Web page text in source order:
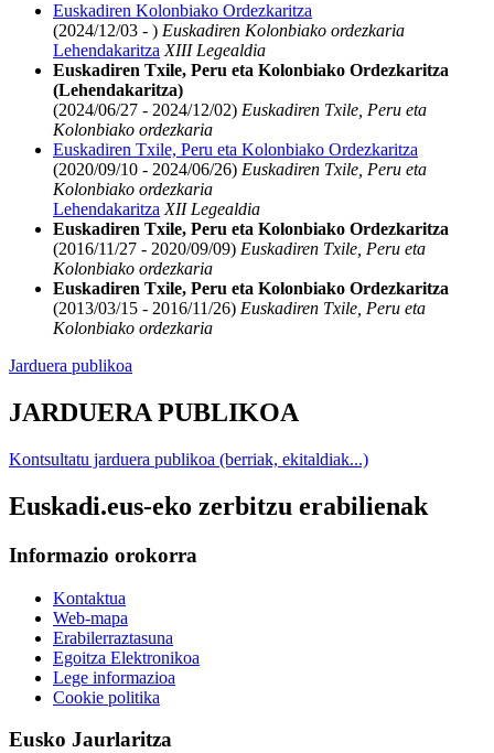
Euskadiren Kolonbiako Ordezkaritza
(2024/12/03 - ) Euskadiren Kolonbiako ordezkaria
Lehendakaritza XIII Legealdia
Euskadiren Txile, Peru eta Kolonbiako Ordezkaritza
(Lehendakaritza)
(2024/06/27 - 2024/12/02) Euskadiren Txile, Peru eta
Kolonbiako ordezkaria
Euskadiren Txile, Peru eta Kolonbiako Ordezkaritza
(2020/09/10 - 2024/06/26) Euskadiren Txile, Peru eta
Kolonbiako ordezkaria
Lehendakaritza XII Legealdia
Euskadiren Txile, Peru eta Kolonbiako Ordezkaritza
(2016/11/27 - 2020/09/09) Euskadiren Txile, Peru eta
Kolonbiako ordezkaria
Euskadiren Txile, Peru eta Kolonbiako Ordezkaritza
(2013/03/15 - 2016/11/26) Euskadiren Txile, Peru eta
Kolonbiako ordezkaria
Jarduera publikoa
JARDUERA PUBLIKOA
Kontsultatu jarduera publikoa (berriak, ekitaldiak...)
Euskadi.eus-eko zerbitzu erabilienak
Informazio orokorra
Kontaktua
Web-mapa
Erabilerraztasuna
Egoitza Elektronikoa
Lege informazioa
Cookie politika
Eusko Jaurlaritza